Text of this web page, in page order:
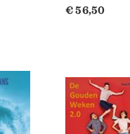
€ 56,50